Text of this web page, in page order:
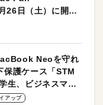
26日（土）に開催
Neoを守れ
保護ケース「STM
生、ビジネスマン
！
アップ